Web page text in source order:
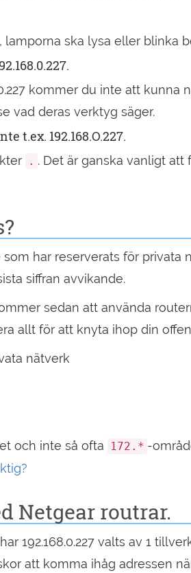
ska lysa eller blinka
kommer du inte att
vad deras verktyg säger.
t.ex. 192.168.O.227.
. . Det är ganska vanligt
som har reserverats för
siffran avvikande.
sedan att använda
allt för att knyta ihop din
nätverk
och inte så ofta 172.* -
Netgear routrar.
192.168.0.227 valts av 1
att komma ihåg adressen